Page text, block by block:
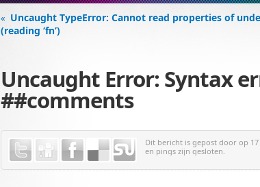
« Uncaught TypeError: Cannot read properties of
(reading ‘fn’)
Uncaught Error: Syntax
##comments
Dit bericht is gepost door op
en pings zijn gesloten.